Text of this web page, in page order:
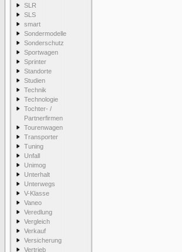
SLR
SLS
smart
Sondermodelle
Sonderschutz
Sportwagen
Sprinter
Standorte
Studien
Technik
Technologie
Tochter- /
Partnerfirmen
Tourenwagen
Transporter
Tuning
Unfall
Unimog
Unterhalt
Unterwegs
V-Klasse
Vaneo
Veredlung
Vergleich
Verkauf
Versicherung
Vertrieb